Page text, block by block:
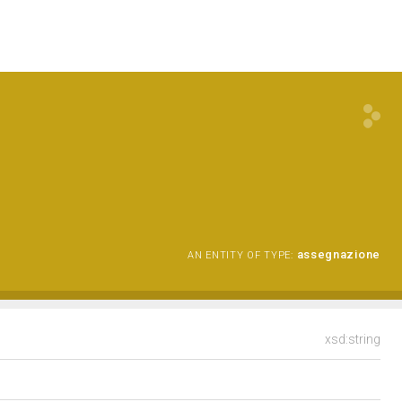
AN ENTITY OF TYPE: assegnazione
xsd:string